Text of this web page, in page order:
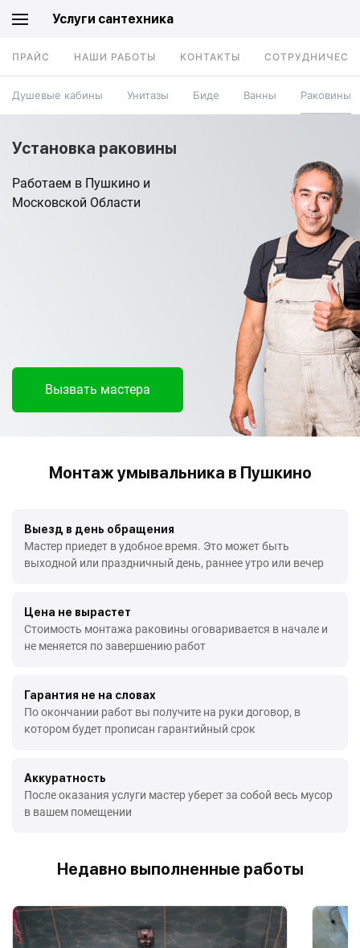
Услуги сантехника
ПРАЙС НАШИ РАБОТЫ КОНТАКТЫ
Душевые кабины Унитазы Биде Ванны Раковины
Установка раковины
Работаем в Пушкино и
Московской Области
Вызвать мастера
Монтаж умывальника в Пушкино
Выезд в день обращения
Мастер приедет в удобное время. Это может быть
выходной или праздничный день, раннее утро или вечер
Цена не вырастет
Стоимость монтажа раковины оговаривается в начале и
не меняется по завершению работ
Гарантия не на словах
По окончании работ вы получите на руки договор, в
котором будет прописан гарантийный срок
Аккуратность
После оказания услуги мастер уберет за собой весь мусор
в вашем помещении
Недавно выполненные работы